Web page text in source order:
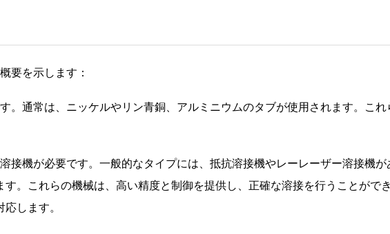
要を示します：
。通常は、ニッケルやリン青銅、アルミニウムのタブが使用されます。こ
接機が必要です。一般的なタイプには、抵抗溶接機やレーレーザー溶接機
す。これらの機械は、高い精度と制御を提供し、正確な溶接を行うことができ
します。